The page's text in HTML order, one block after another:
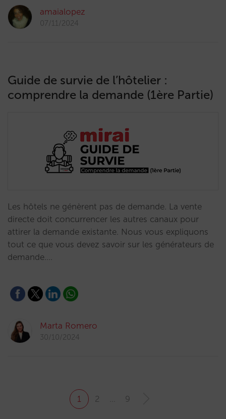
amaialopez
07/11/2024
Guide de survie de l’hôtelier :
comprendre la demande (1ère Partie)
Les hôtels ne génèrent pas de demande. La vente
directe doit concurrencer les autres canaux pour
attirer la demande existante. Nous vous expliquons
tout ce que vous devez savoir sur les générateurs de
demande.…
Marta Romero
30/10/2024
1 2 9